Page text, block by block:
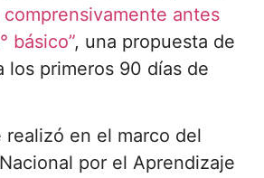
antes
básico”, una propuesta de
los primeros 90 días de
realizó en el marco del
por el Aprendizaje